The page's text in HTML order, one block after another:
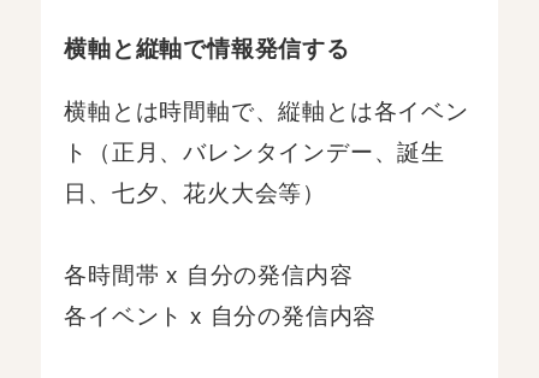
横軸と縦軸で情報発信する
横軸とは時間軸で、縦軸とは各イベン
ト（正月、バレンタインデー、誕生
日、七夕、花火大会等）
各時間帯 x 自分の発信内容
各イベント x 自分の発信内容